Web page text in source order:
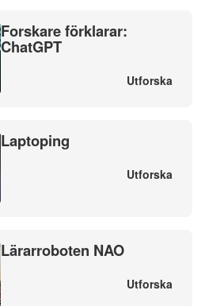
Forskare förklarar:
ChatGPT
Utforska
Laptoping
Utforska
Lärarroboten NAO
Utforska